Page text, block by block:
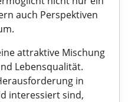
auch Perspektiven
attraktive Mischung
Lebensqualität.
in
interessiert sind,